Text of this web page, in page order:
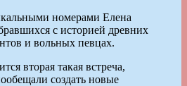
номерами Елена
с историей древних
и вольных певцах.
вторая такая встреча,
создать новые